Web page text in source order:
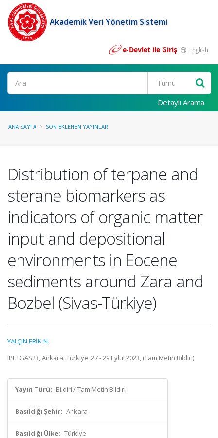
Akademik Veri Yönetim Sistemi
e-Devlet ile Giriş English
Ara
Detaylı Arama
ANA SAYFA SON EKLENEN YAYINLAR
Distribution of terpane and
sterane biomarkers as
indicators of organic matter
input and depositional
environments in Eocene
sediments around Zara and
Bozbel (Sivas-Türkiye)
YALÇIN ERİK N.
IPETGAS23, Ankara, Türkiye, 27 - 29 Eylül 2023, (Tam Metin Bildiri)
Yayın Türü: Bildiri / Tam Metin Bildiri
Basıldığı Şehir: Ankara
Basıldığı Ülke: Türkiye